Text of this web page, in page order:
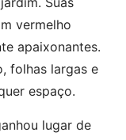
vermelho
apaixonantes.
folhas largas e
espaço.
lugar de